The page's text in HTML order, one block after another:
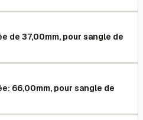
de 37,00mm, pour sangle de
66,00mm, pour sangle de